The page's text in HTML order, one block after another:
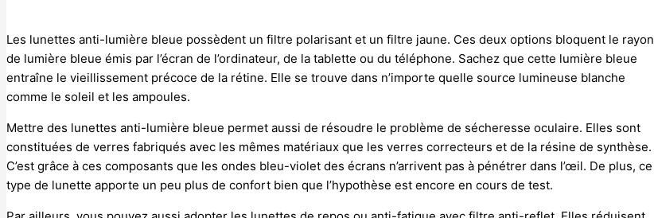
Les lunettes anti-lumière bleue possèdent un filtre polarisant et un filtre jaune. Ces deux options bloquent le rayon
de lumière bleue émis par l’écran de l’ordinateur, de la tablette ou du téléphone. Sachez que cette lumière bleue
entraîne le vieillissement précoce de la rétine. Elle se trouve dans n’importe quelle source lumineuse blanche
comme le soleil et les ampoules.
Mettre des lunettes anti-lumière bleue permet aussi de résoudre le problème de sécheresse oculaire. Elles sont
constituées de verres fabriqués avec les mêmes matériaux que les verres correcteurs et de la résine de synthèse.
C’est grâce à ces composants que les ondes bleu-violet des écrans n’arrivent pas à pénétrer dans l’œil. De plus, ce
type de lunette apporte un peu plus de confort bien que l’hypothèse est encore en cours de test.